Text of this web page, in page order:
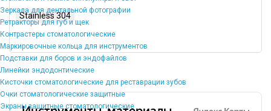
Зеркала для дентальной фотографии
Ретракторы для губ и щек
Контрастеры стоматологические
Маркировочные кольца для инструментов
Подставки для боров и эндофайлов
Линейки эндодонтические
Кисточки стоматологические для реставрации зубов
Очки стоматологические защитные
Экраны защитные стоматологические
Stainless 304